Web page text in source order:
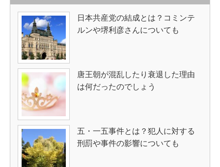
日本共産党の結成とは？コミンテ
ルンや堺利彦さんについても
唐王朝が混乱したり衰退した理由
は何だったのでしょう
五・一五事件とは？犯人に対する
刑罰や事件の影響についても